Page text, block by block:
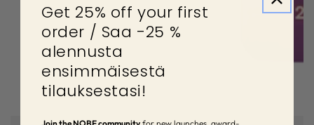
Get 25% off your first
order / Saa -25 %
alennusta
ensimmäisestä
tilauksestasi!
Join the NOBE community for new launches, award-